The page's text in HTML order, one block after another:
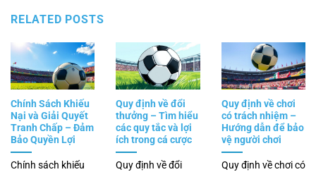
RELATED POSTS
Chính Sách Khiếu
Nại và Giải Quyết
Tranh Chấp – Đảm
Bảo Quyền Lợi
Chính sách khiếu
Quy định về đổi
thưởng – Tìm hiểu
các quy tắc và lợi
ích trong cá cược
Quy định về đổi
Quy định về chơi
có trách nhiệm –
Hướng dẫn để bảo
vệ người chơi
Quy định về chơi có